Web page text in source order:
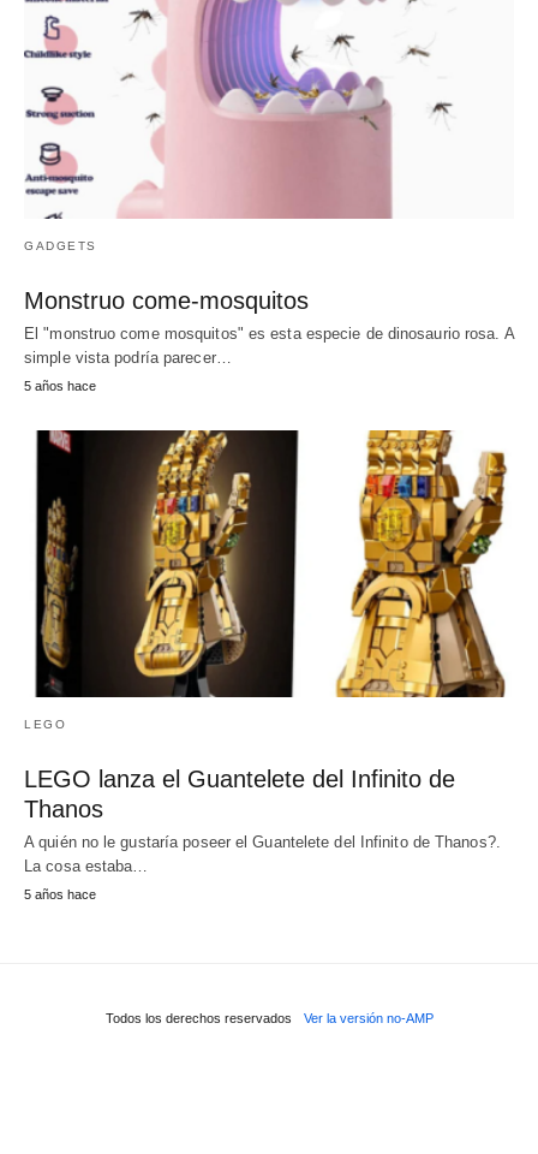
GADGETS
Monstruo come-mosquitos
El "monstruo come mosquitos" es esta especie de dinosaurio rosa. A
simple vista podría parecer…
5 años hace
LEGO
LEGO lanza el Guantelete del Infinito de
Thanos
A quién no le gustaría poseer el Guantelete del Infinito de Thanos?.
La cosa estaba…
5 años hace
Todos los derechos reservados Ver la versión no-AMP